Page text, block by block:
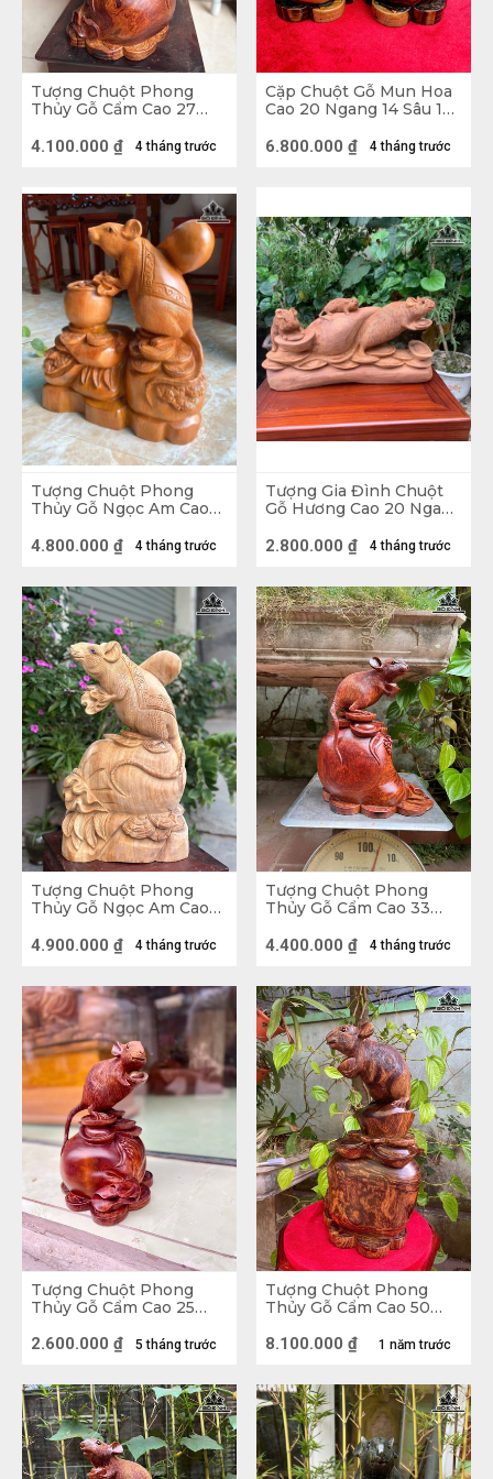
yêu thương nhau. Tránh được những mâu thuẫn,
xung đột giữa các thành viên trong gia đình.
Tượng Chuột Gỗ Nu Hương
Vị trí đặt tượng Chuột  Phong Thủy
Để phát huy tối đa được những giá trị phong thuỷ
của tượng Chuột Phong Thủy thì nên đặt tượng
Chuột gỗ hướng Đông Bắc, Tây Bắc. Những người
tuổi Tý, tuổi Thìn, tuổi Sửu hoặc tuổi Thân nên đặt
giúp gia chủ và các thành viên trong gia đình gia
tăng tài lộc, của cải, thịnh vượng. Không nên đặt
tượng Chuột Phong Thủy trên bàn thờ hoặc nơi ô
uế.
Tượng Chuột Phong
Thủy Gỗ Cẩm Cao 27
4 tháng trước
4.100.000 ₫
Cặp Chuột Gỗ Mun Hoa
Cao 20 Ngang 14 Sâu 12
4 tháng trước
6.800.000 ₫
Tượng Chuột Phong
Thủy Gỗ Ngọc Am Cao
- 11kg
4 tháng trước
4.800.000 ₫
Tượng Gia Đình Chuột
Gỗ Hương Cao 20 Ngang
4 tháng trước
2.800.000 ₫
Tượng Chuột Phong
Thủy Gỗ Ngọc Am Cao
(cm)
4 tháng trước
4.900.000 ₫
Tượng Chuột Phong
Thủy Gỗ Cẩm Cao 33
4 tháng trước
4.400.000 ₫
Tượng Chuột Phong
Thủy Gỗ Cẩm Cao 25
5 tháng trước
2.600.000 ₫
Tượng Chuột Phong
Thủy Gỗ Cẩm Cao 50
1 năm trước
8.100.000 ₫